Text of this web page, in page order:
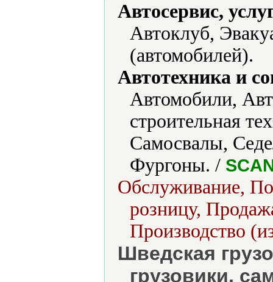
Автосервис,
Автоклуб,
(автомобилей).
Автотехника и
Автомобили,
строительная
Самосвалы,
Фургоны. /
Обслуживание,
розницу,
Производство
Шведская
грузовики,